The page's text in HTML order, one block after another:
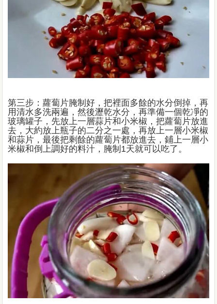
第三步：蘿蔔片腌制好，把裡面多餘的水分倒掉，再
用清水多洗兩遍，然後瀝乾水分，再準備一個乾凈的
玻璃罐子，先放上一層蒜片和小米椒，把蘿蔔片放進
去，大約放上瓶子的二分之一處，再放上一層小米椒
和蒜片，最後把剩餘的蘿蔔片都放進去，鋪上一層小
米椒和倒上調好的料汁，腌制1天就可以吃了。